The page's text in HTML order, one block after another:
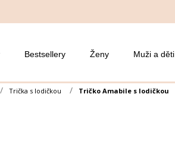
Bestsellery Ženy Muži a děti
Trička s lodičkou Tričko Amabile s lodičkou